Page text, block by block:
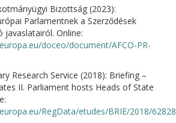
Bizottság (2023):
Parlamentnek a Szerződések
javaslatairól. Online:
doceo/document/AFCO-PR-
Research Service (2018): Briefing –
II. Parliament hosts Heads of State
RegData/etudes/BRIE/2018/